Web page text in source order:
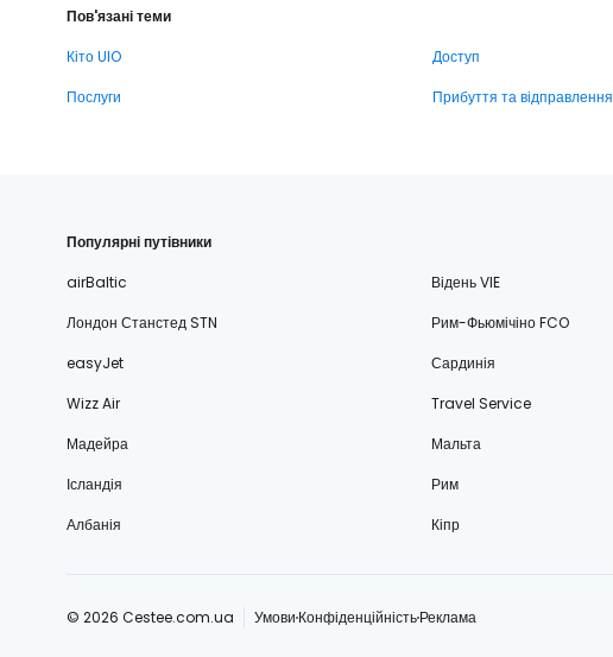
Пов'язані теми
Кіто UIO
Доступ
Послуги
Прибуття та відправлення
Популярні путівники
airBaltic
Відень VIE
Лондон Станстед STN
Рим-Фьюмічіно FCO
easyJet
Сардинія
Wizz Air
Travel Service
Мадейра
Мальта
Ісландія
Рим
Албанія
Кіпр
© 2026 Cestee.com.ua Умови КонфіденційністьРеклама